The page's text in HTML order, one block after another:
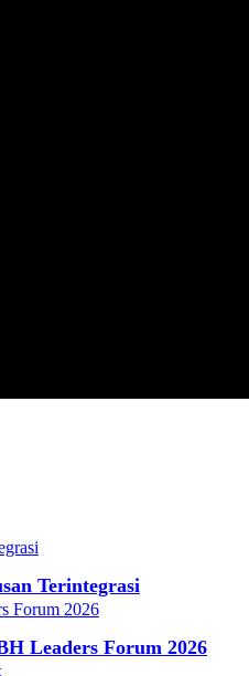
Terintegrasi
Leaders Forum 2026